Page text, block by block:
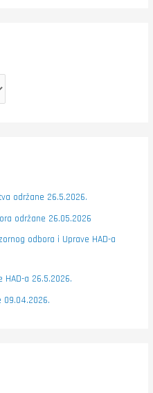
održane 26.5.2026.
održane 26.05.2026
odbora i Uprave HAD-a
a 26.5.2026.
09.04.2026.